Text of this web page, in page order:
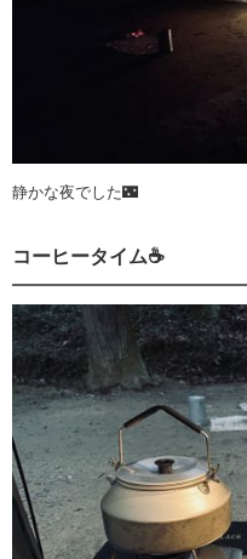
静かな夜でした🌃
コーヒータイム☕️